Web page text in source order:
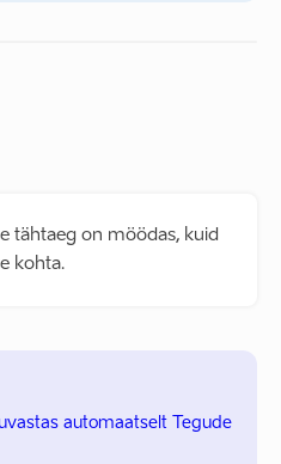
tähtaeg on möödas, kuid
kohta.
automaatselt Tegude